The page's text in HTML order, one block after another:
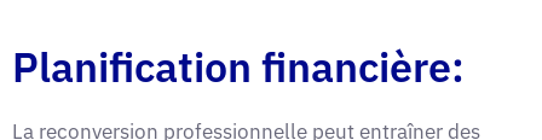
Planification financière:
La reconversion professionnelle peut entraîner des